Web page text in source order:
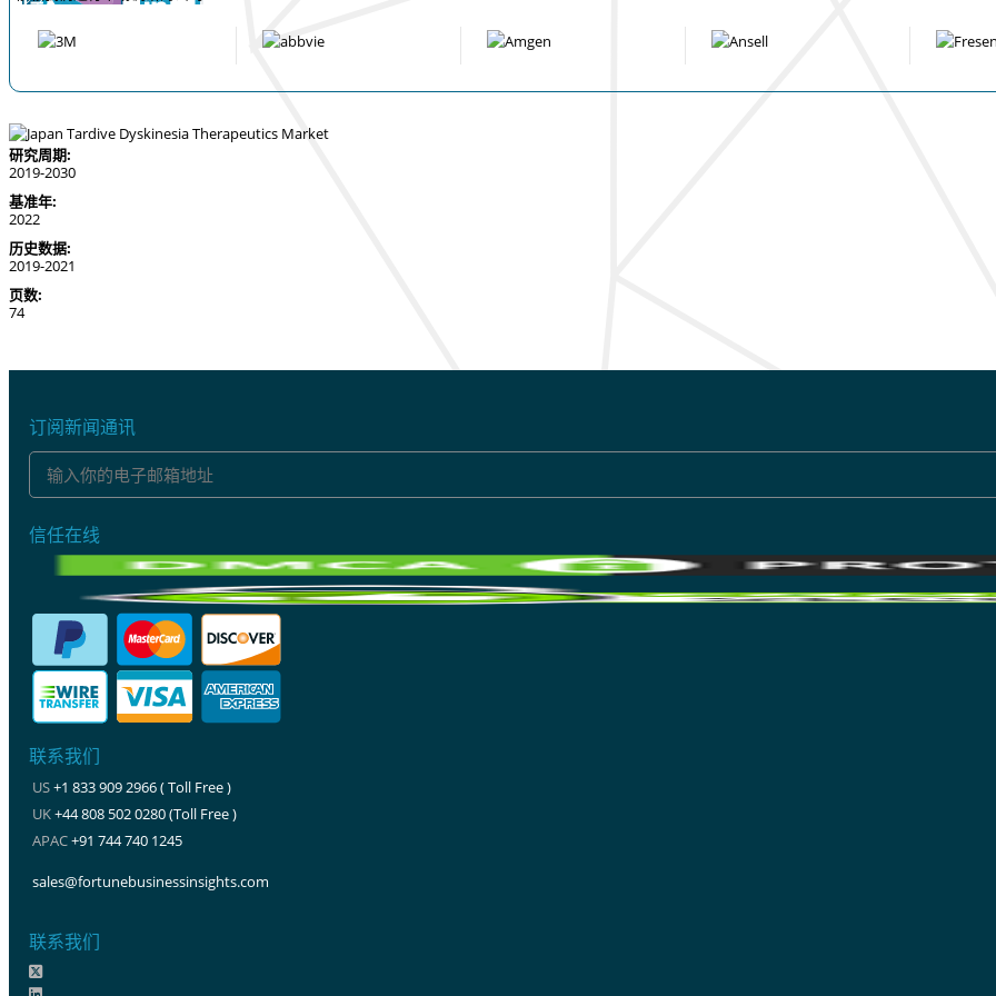
研究周期:
2019-2030
基准年:
2022
历史数据:
2019-2021
页数:
74
订阅新闻通讯
信任在线
联系我们
US+1 833 909 2966 ( Toll Free )
UK+44 808 502 0280 (Toll Free )
APAC+91 744 740 1245
sales@fortunebusinessinsights.com
联系我们